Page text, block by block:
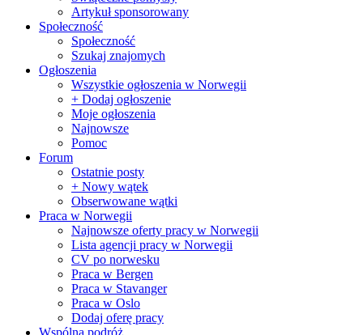
Artykuł sponsorowany
Społeczność
Społeczność
Szukaj znajomych
Ogłoszenia
Wszystkie ogłoszenia w Norwegii
+ Dodaj ogłoszenie
Moje ogłoszenia
Najnowsze
Pomoc
Forum
Ostatnie posty
+ Nowy wątek
Obserwowane wątki
Praca w Norwegii
Najnowsze oferty pracy w Norwegii
Lista agencji pracy w Norwegii
CV po norwesku
Praca w Bergen
Praca w Stavanger
Praca w Oslo
Dodaj oferę pracy
Wspólna podróż